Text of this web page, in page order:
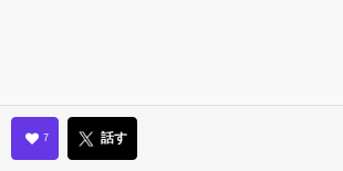
7 話す